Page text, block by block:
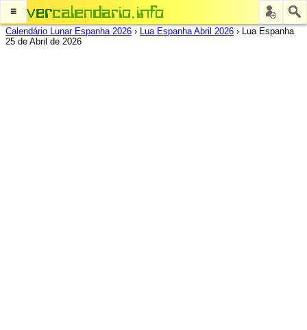
≡
Calendário Lunar Espanha 2026 › Lua Espanha Abril 2026 › Lua Espanha
25 de Abril de 2026